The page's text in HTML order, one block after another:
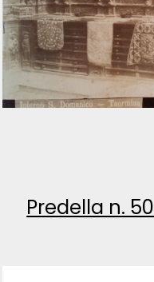
Predella n. 50